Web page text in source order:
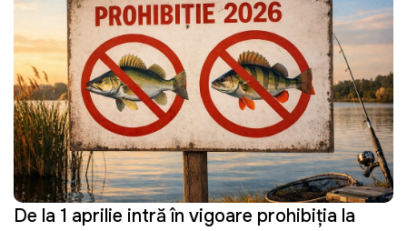
De la 1 aprilie intră în vigoare prohibiția la